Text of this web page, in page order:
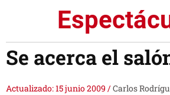
Se acerca el
Actualizado: 15 junio 2009 /Carlos